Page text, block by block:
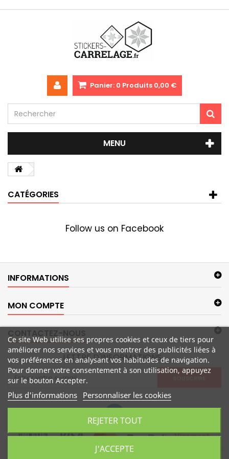
Panier: 0 Produits 0,00 €
MENU
CATÉGORIES
Follow us on Facebook
INFORMATIONS
MON COMPTE
CONTACTEZ-NOUS
LETTRE D'INFORMATIONS
Ce site Web utilise ses propres cookies et ceux de tiers pour
améliorer nos services et vous montrer des publicités liées à
vos préférences en analysant vos habitudes de navigation.
Pour donner votre consentement à son utilisation, appuyez
sur le bouton Accepter.
Plus d'informations Personnaliser les cookies
REJETER TOUT
J'ACCEPTE